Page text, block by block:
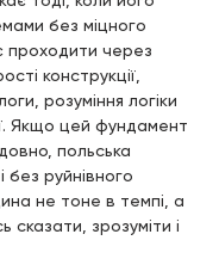
без міцного
через
конструкції,
розуміння логіки
Якщо цей фундамент
польська
руйнівного
не тоне в темпі, а
зрозуміти і